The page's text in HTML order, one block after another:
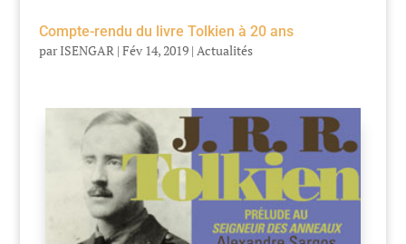
Compte-rendu du livre Tolkien à 20 ans
parISENGAR| Fév 14, 2019| Actualités